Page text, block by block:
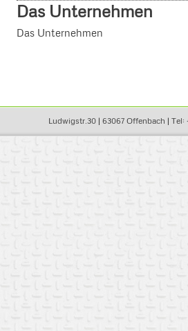
Das Unternehmen
Das Unternehmen
Ludwigstr.30 | 63067 Offenbach | Tel: